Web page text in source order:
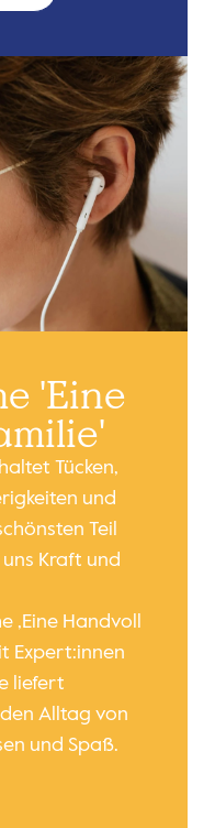
'Eine
Tücken,
und
Teil
Kraft und
‚Eine Handvoll
Expert:innen
liefert
Alltag von
und Spaß.